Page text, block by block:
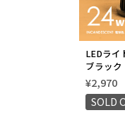
LEDライ
ブラック
¥2,970
SOLD